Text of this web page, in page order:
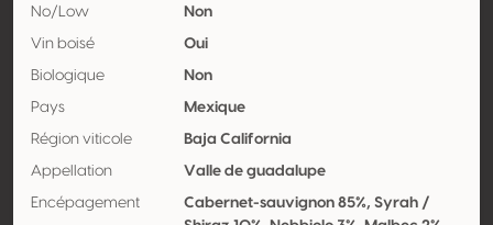
No/Low Non
Vin boisé Oui
Biologique Non
Pays Mexique
Région viticole Baja California
Appellation Valle de guadalupe
Encépagement
Cabernet-sauvignon 85%, Syrah /